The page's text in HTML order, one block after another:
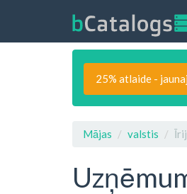
25% atlaide -
Mājas valstis